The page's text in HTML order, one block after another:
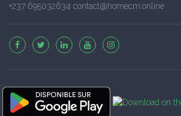
+237 695032634 contact@homecm.online